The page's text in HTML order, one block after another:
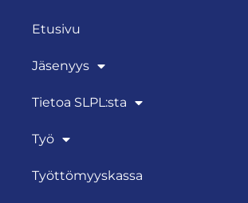
Etusivu
Jäsenyys
Tietoa SLPL:sta
Työ
Työttömyyskassa